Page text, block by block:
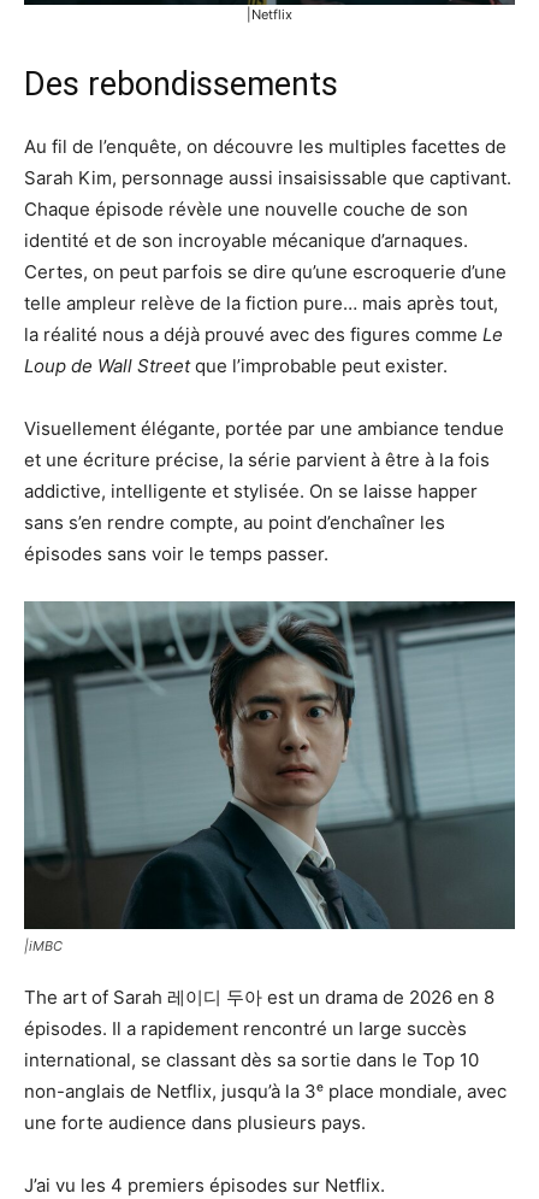
|Netflix
Des rebondissements
Au fil de l’enquête, on découvre les multiples facettes de
Sarah Kim, personnage aussi insaisissable que captivant.
Chaque épisode révèle une nouvelle couche de son
identité et de son incroyable mécanique d’arnaques.
Certes, on peut parfois se dire qu’une escroquerie d’une
telle ampleur relève de la fiction pure… mais après tout,
la réalité nous a déjà prouvé avec des figures comme Le
Loup de Wall Streetque l’improbable peut exister.
Visuellement élégante, portée par une ambiance tendue
et une écriture précise, la série parvient à être à la fois
addictive, intelligente et stylisée. On se laisse happer
sans s’en rendre compte, au point d’enchaîner les
épisodes sans voir le temps passer.
|iMBC
The art of Sarah 레이디 두아 est un drama de 2026 en 8
épisodes. Il a rapidement rencontré un large succès
international, se classant dès sa sortie dans le Top 10
non-anglais de Netflix, jusqu’à la 3ᵉ place mondiale, avec
une forte audience dans plusieurs pays.
J’ai vu les 4 premiers épisodes sur Netflix.